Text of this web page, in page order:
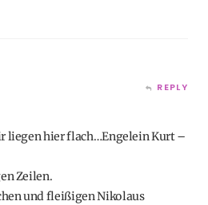
REPLY
liegen hier flach…Engelein Kurt –
Zeilen.
und fleißigen Nikolaus